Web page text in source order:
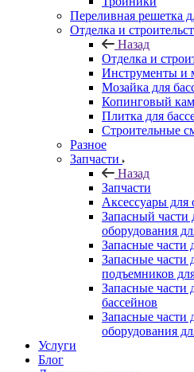
Переливная решетка
Отделка и
Назад
Отделка и
Инструменты и
Мозайка для
Копинговый
Плитка для
Строительные
Разное
Запчасти
Назад
Запчасти
Аксессуары для
Запасный
оборудования
Запасные части
Запасные части
подъемников
Запасные части
бассейнов
Запасные части
оборудования
Услуги
Блог